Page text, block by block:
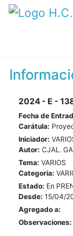
2024 - E -
Fecha de
Carátula:
Iniciador:
Autor: CJAL.
Tema: VARIOS
Categoría:
Estado: En
Desde: 15/04/
Agregado a:
Observaciones: